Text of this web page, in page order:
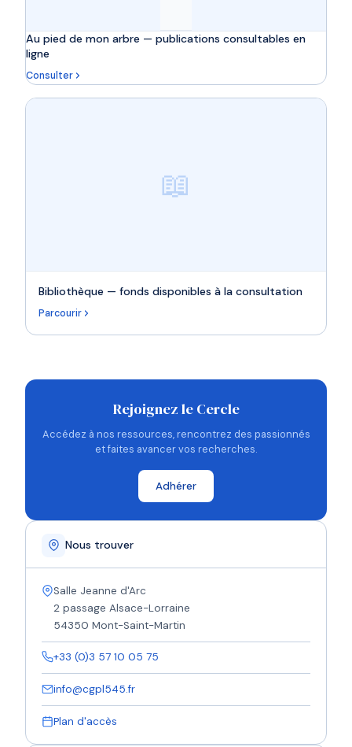
Au pied de mon arbre — publications consultables en
ligne
Consulter
📖
Bibliothèque — fonds disponibles à la consultation
Parcourir
Rejoignez le Cercle
Accédez à nos ressources, rencontrez des passionnés
et faites avancer vos recherches.
Adhérer
Nous trouver
Salle Jeanne d'Arc
2 passage Alsace-Lorraine
54350 Mont-Saint-Martin
+33 (0)3 57 10 05 75
info@cgpl545.fr
Plan d'accès